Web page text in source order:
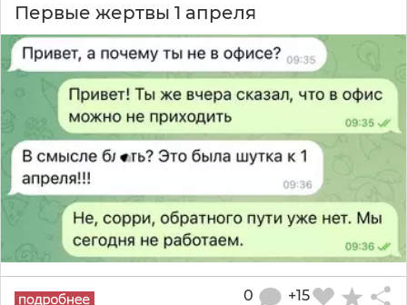
Первые жертвы 1 апреля
+15
0